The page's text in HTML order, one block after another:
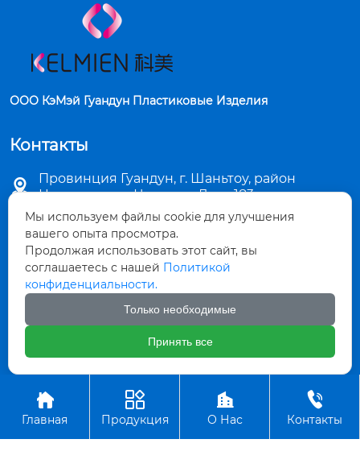
ООО КэМэй Гуандун Пластиковые Изделия
Контакты

Провинция Гуандун, г. Шаньтоу, район
Цзиньпин, ул. Чаошань Лу, д. 183
 sales5@stkemei.com
 +86-754-82124723
+86-754-82486723
Авторское право©ООО КэМэй Гуандун Пластиковые Изделия

Главная

Продукция

О Нас

Контакты
Мы используем файлы cookie для улучшения
вашего опыта просмотра.
Продолжая использовать этот сайт, вы
соглашаетесь с нашей Политикой
конфиденциальности.
Только необходимые
Принять все